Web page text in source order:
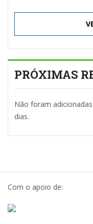
PRÓXIMAS
Não foram
dias.
Com o apoio de: